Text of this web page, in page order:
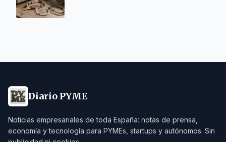
Diario PYME
Noticias empresariales de toda España: notas de prensa,
economía y tecnología para PYMEs, startups y autónomos. Sin